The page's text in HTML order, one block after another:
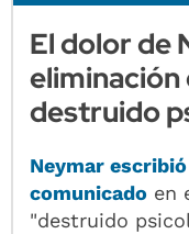
El dolor de
eliminación
destruido
Neymar
comunicado en
"destruido